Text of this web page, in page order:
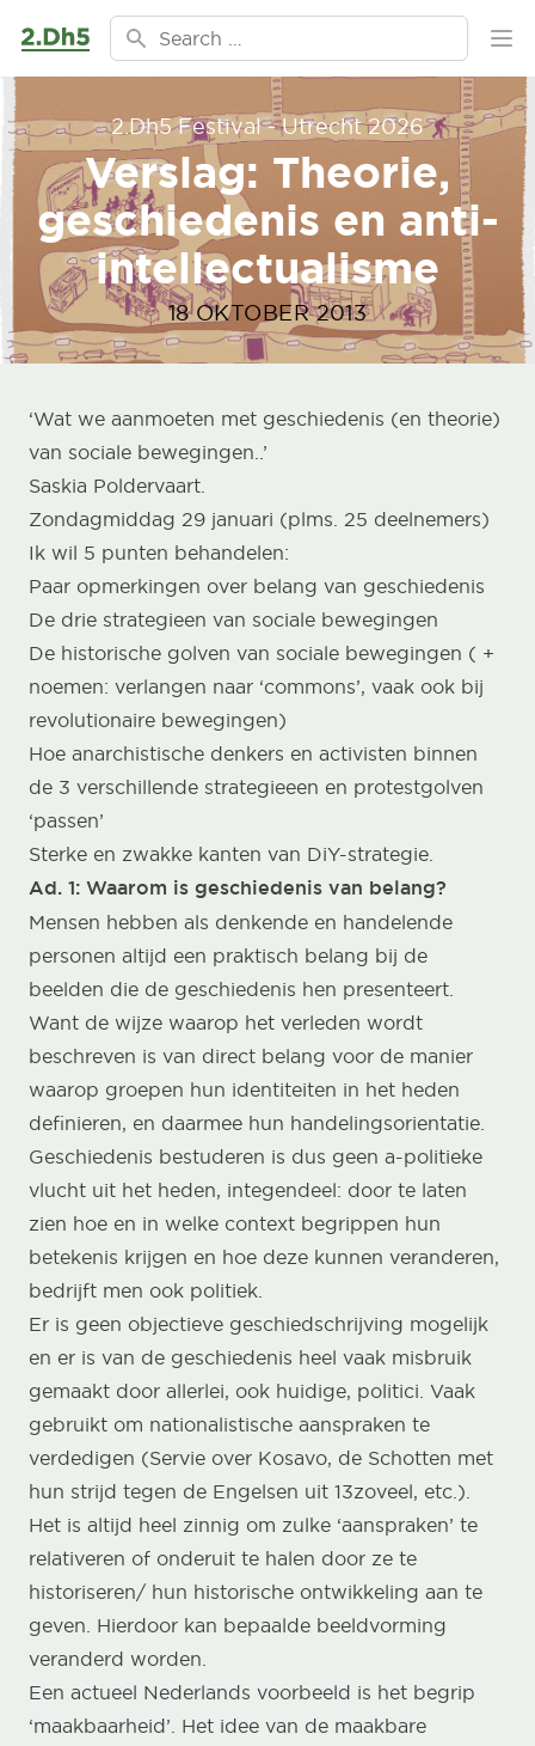
Ga naar de inhoud
Search for:
2.Dh5 Festival - Utrecht 2026
Verslag: Theorie,
geschiedenis en anti-
intellectualisme
18 OKTOBER 2013
‘Wat we aanmoeten met geschiedenis (en theorie)
van sociale bewegingen..’
Saskia Poldervaart.
Zondagmiddag 29 januari (plms. 25 deelnemers)
Ik wil 5 punten behandelen:
Paar opmerkingen over belang van geschiedenis
De drie strategieen van sociale bewegingen
De historische golven van sociale bewegingen ( +
noemen: verlangen naar ‘commons’, vaak ook bij
revolutionaire bewegingen)
Hoe anarchistische denkers en activisten binnen
de 3 verschillende strategieeen en protestgolven
‘passen’
Sterke en zwakke kanten van DiY-strategie.
Ad. 1: Waarom is geschiedenis van belang?
Mensen hebben als denkende en handelende
personen altijd een praktisch belang bij de
beelden die de geschiedenis hen presenteert.
Want de wijze waarop het verleden wordt
beschreven is van direct belang voor de manier
waarop groepen hun identiteiten in het heden
definieren, en daarmee hun handelingsorientatie.
Geschiedenis bestuderen is dus geen a-politieke
vlucht uit het heden, integendeel: door te laten
zien hoe en in welke context begrippen hun
betekenis krijgen en hoe deze kunnen veranderen,
bedrijft men ook politiek.
Er is geen objectieve geschiedschrijving mogelijk
en er is van de geschiedenis heel vaak misbruik
gemaakt door allerlei, ook huidige, politici. Vaak
gebruikt om nationalistische aanspraken te
verdedigen (Servie over Kosavo, de Schotten met
hun strijd tegen de Engelsen uit 13zoveel, etc.).
Het is altijd heel zinnig om zulke ‘aanspraken’ te
relativeren of onderuit te halen door ze te
historiseren/ hun historische ontwikkeling aan te
geven. Hierdoor kan bepaalde beeldvorming
veranderd worden.
Een actueel Nederlands voorbeeld is het begrip
‘maakbaarheid’. Het idee van de maakbare